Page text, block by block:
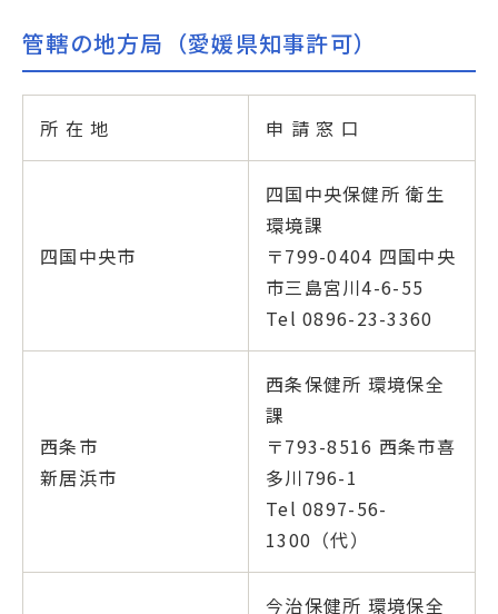
管轄の地方局（愛媛県知事許可）
所 在 地 申 請 窓 口
四国中央市
四国中央保健所 衛生
環境課
〒799-0404 四国中央
市三島宮川4-6-55
Tel 0896-23-3360
西条市
新居浜市
西条保健所 環境保全
課
〒793-8516 西条市喜
多川796-1
Tel 0897-56-
1300（代）
今治保健所 環境保全